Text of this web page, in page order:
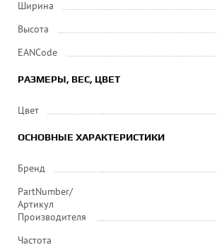
Ширина
Высота
EANCode
РАЗМЕРЫ, ВЕС, ЦВЕТ
Цвет
ОСНОВНЫЕ ХАРАКТЕРИСТИКИ
Бренд
PartNumber/
Артикул
Производителя
Частота